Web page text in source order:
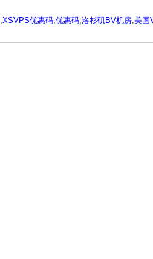
XSVPS优惠码 优惠码 洛杉矶BV机房 美国